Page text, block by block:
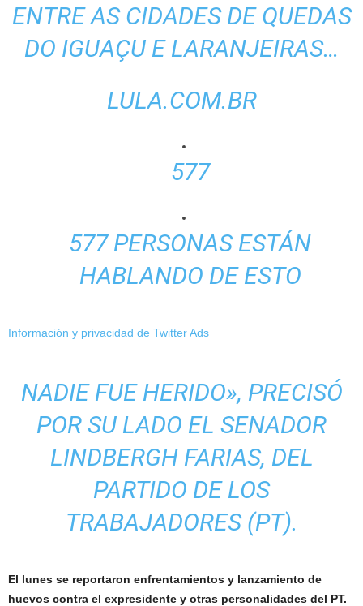
ENTRE AS CIDADES DE QUEDAS
DO IGUAÇU E LARANJEIRAS…
LULA.COM.BR
577
577 PERSONAS ESTÁN
HABLANDO DE ESTO
Información y privacidad de Twitter Ads
NADIE FUE HERIDO», PRECISÓ
POR SU LADO EL SENADOR
LINDBERGH FARIAS, DEL
PARTIDO DE LOS
TRABAJADORES (PT).
El lunes se reportaron enfrentamientos y lanzamiento de
huevos contra el expresidente y otras personalidades del PT.